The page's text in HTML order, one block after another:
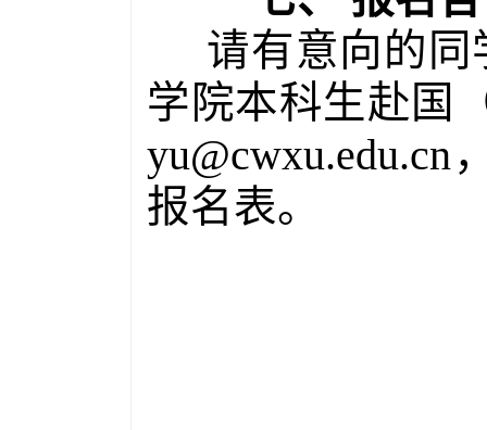
请有意向的同
学院本科生赴国
报名表。